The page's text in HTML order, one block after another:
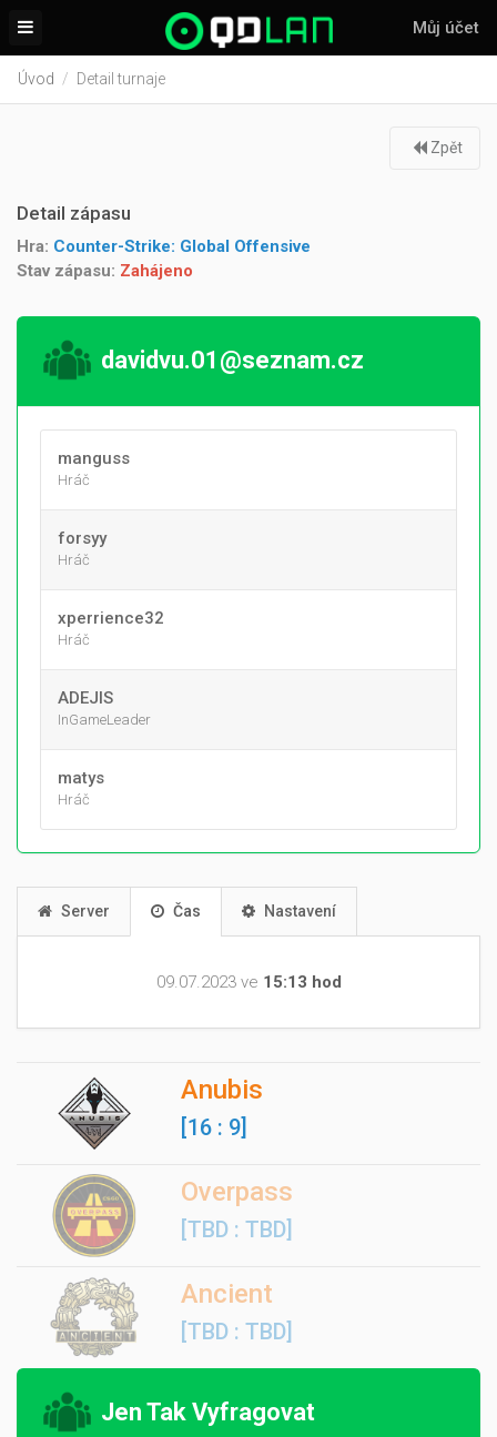
Můj účet
Úvod Detail turnaje
Zpět
Detail zápasu
Hra: Counter-Strike: Global Offensive
Stav zápasu: Zahájeno
davidvu.01@seznam.cz
manguss
Hráč
forsyy
Hráč
xperrience32
Hráč
ADEJIS
InGameLeader
matys
Hráč
Server Čas Nastavení
09.07.2023 ve 15:13 hod
Anubis
[16 : 9]
Overpass
[TBD : TBD]
Ancient
[TBD : TBD]
Jen Tak Vyfragovat